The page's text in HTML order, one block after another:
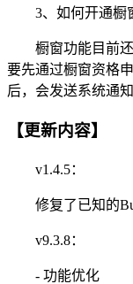
3、如何开通橱
橱窗功能目前还
要先通过橱窗资格
后，会发送系统通
【更新内容】
v1.4.5：
修复了已知的
v9.3.8：
- 功能优化